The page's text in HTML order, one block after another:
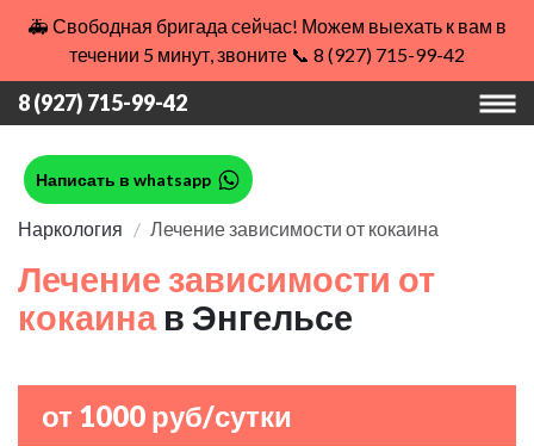
🚑 Свободная бригада сейчас! Можем выехать к вам в
течении 5 минут, звоните 📞 8 (927) 715-99-42
8 (927) 715-99-42
Написать в whatsapp
Наркология Лечение зависимости от кокаина
Лечение зависимости от
кокаина в Энгельсе
от 1000 руб/сутки